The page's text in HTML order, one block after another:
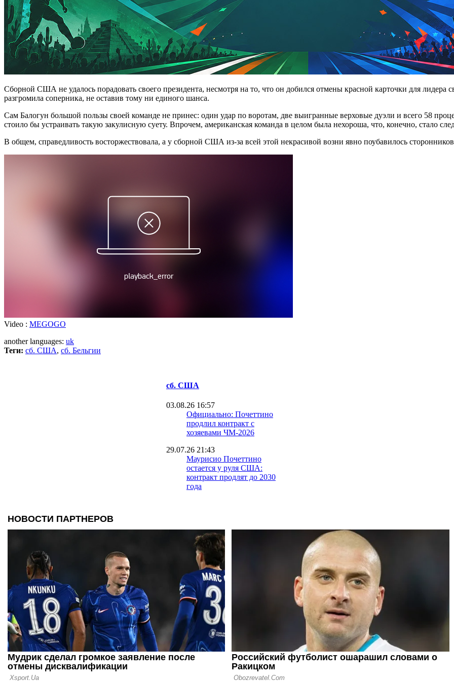
Сборной США не удалось порадовать своего президента, несмотря на то, что он добился отмены красной карточки для лидера
разгромила соперника, не оставив тому ни единого шанса.
Сам Балогун большой пользы своей команде не принес: один удар по воротам, две выигранные верховые дуэли и всего 58
стоило бы устраивать такую закулисную суету. Впрочем, американская команда в целом была нехороша, что, конечно, стало
В общем, справедливость восторжествовала, а у сборной США из-за всей этой некрасивой возни явно поубавилось
Video : MEGOGO
another languages: uk
Теги: сб. США, сб. Бельгии
сб. США
03.08.26 16:57
Официально: Почеттино
продлил контракт с
хозяевами ЧМ-2026
29.07.26 21:43
Маурисио Почеттино
остается у руля США:
контракт продлят до 2030
года
удаления на ЧМ-2026
13.07.26 01:50
Британские СМИ: Красная
карточка Балогуна отменена
без голосования комитета
ФИФА
07.07.26 21:07
Игроки сборной Бельгии о
матче против США: к нам
проявили неуважение